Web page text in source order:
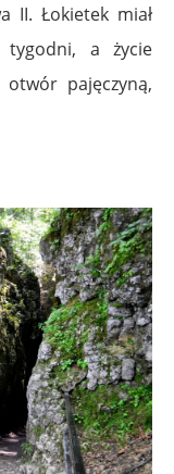
II. Łokietek miał
tygodni, a życie
otwór pajęczyną,